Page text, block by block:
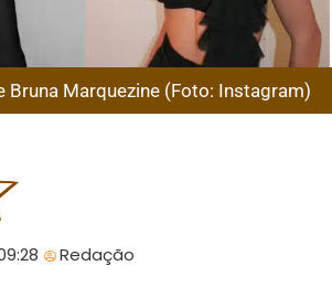
Bruna Marquezine (Foto: Instagram)
Redação